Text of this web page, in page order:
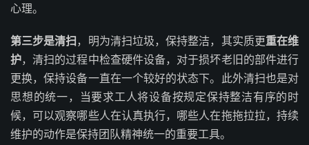
心理。
第三步是清扫，明为清扫垃圾，保持整洁，其实质更重在维
护，清扫的过程中检查硬件设备，对于损坏老旧的部件进行
更换，保持设备一直在一个较好的状态下。此外清扫也是对
思想的统一，当要求工人将设备按规定保持整洁有序的时
候，可以观察哪些人在认真执行，哪些人在拖拖拉拉，持续
维护的动作是保持团队精神统一的重要工具。